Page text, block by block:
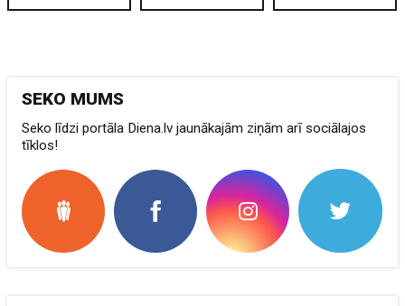
SEKO MUMS
Seko līdzi portāla Diena.lv jaunākajām ziņām arī sociālajos
tīklos!